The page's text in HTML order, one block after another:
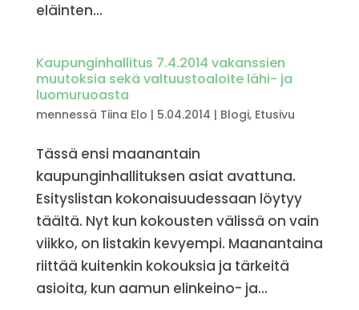
eläinten...
Kaupunginhallitus 7.4.2014 vakanssien
muutoksia sekä valtuustoaloite lähi- ja
luomuruoasta
mennessä Tiina Elo | 5.04.2014 | Blogi, Etusivu
Tässä ensi maanantain
kaupunginhallituksen asiat avattuna.
Esityslistan kokonaisuudessaan löytyy
täältä. Nyt kun kokousten välissä on vain
viikko, on listakin kevyempi. Maanantaina
riittää kuitenkin kokouksia ja tärkeitä
asioita, kun aamun elinkeino- ja...